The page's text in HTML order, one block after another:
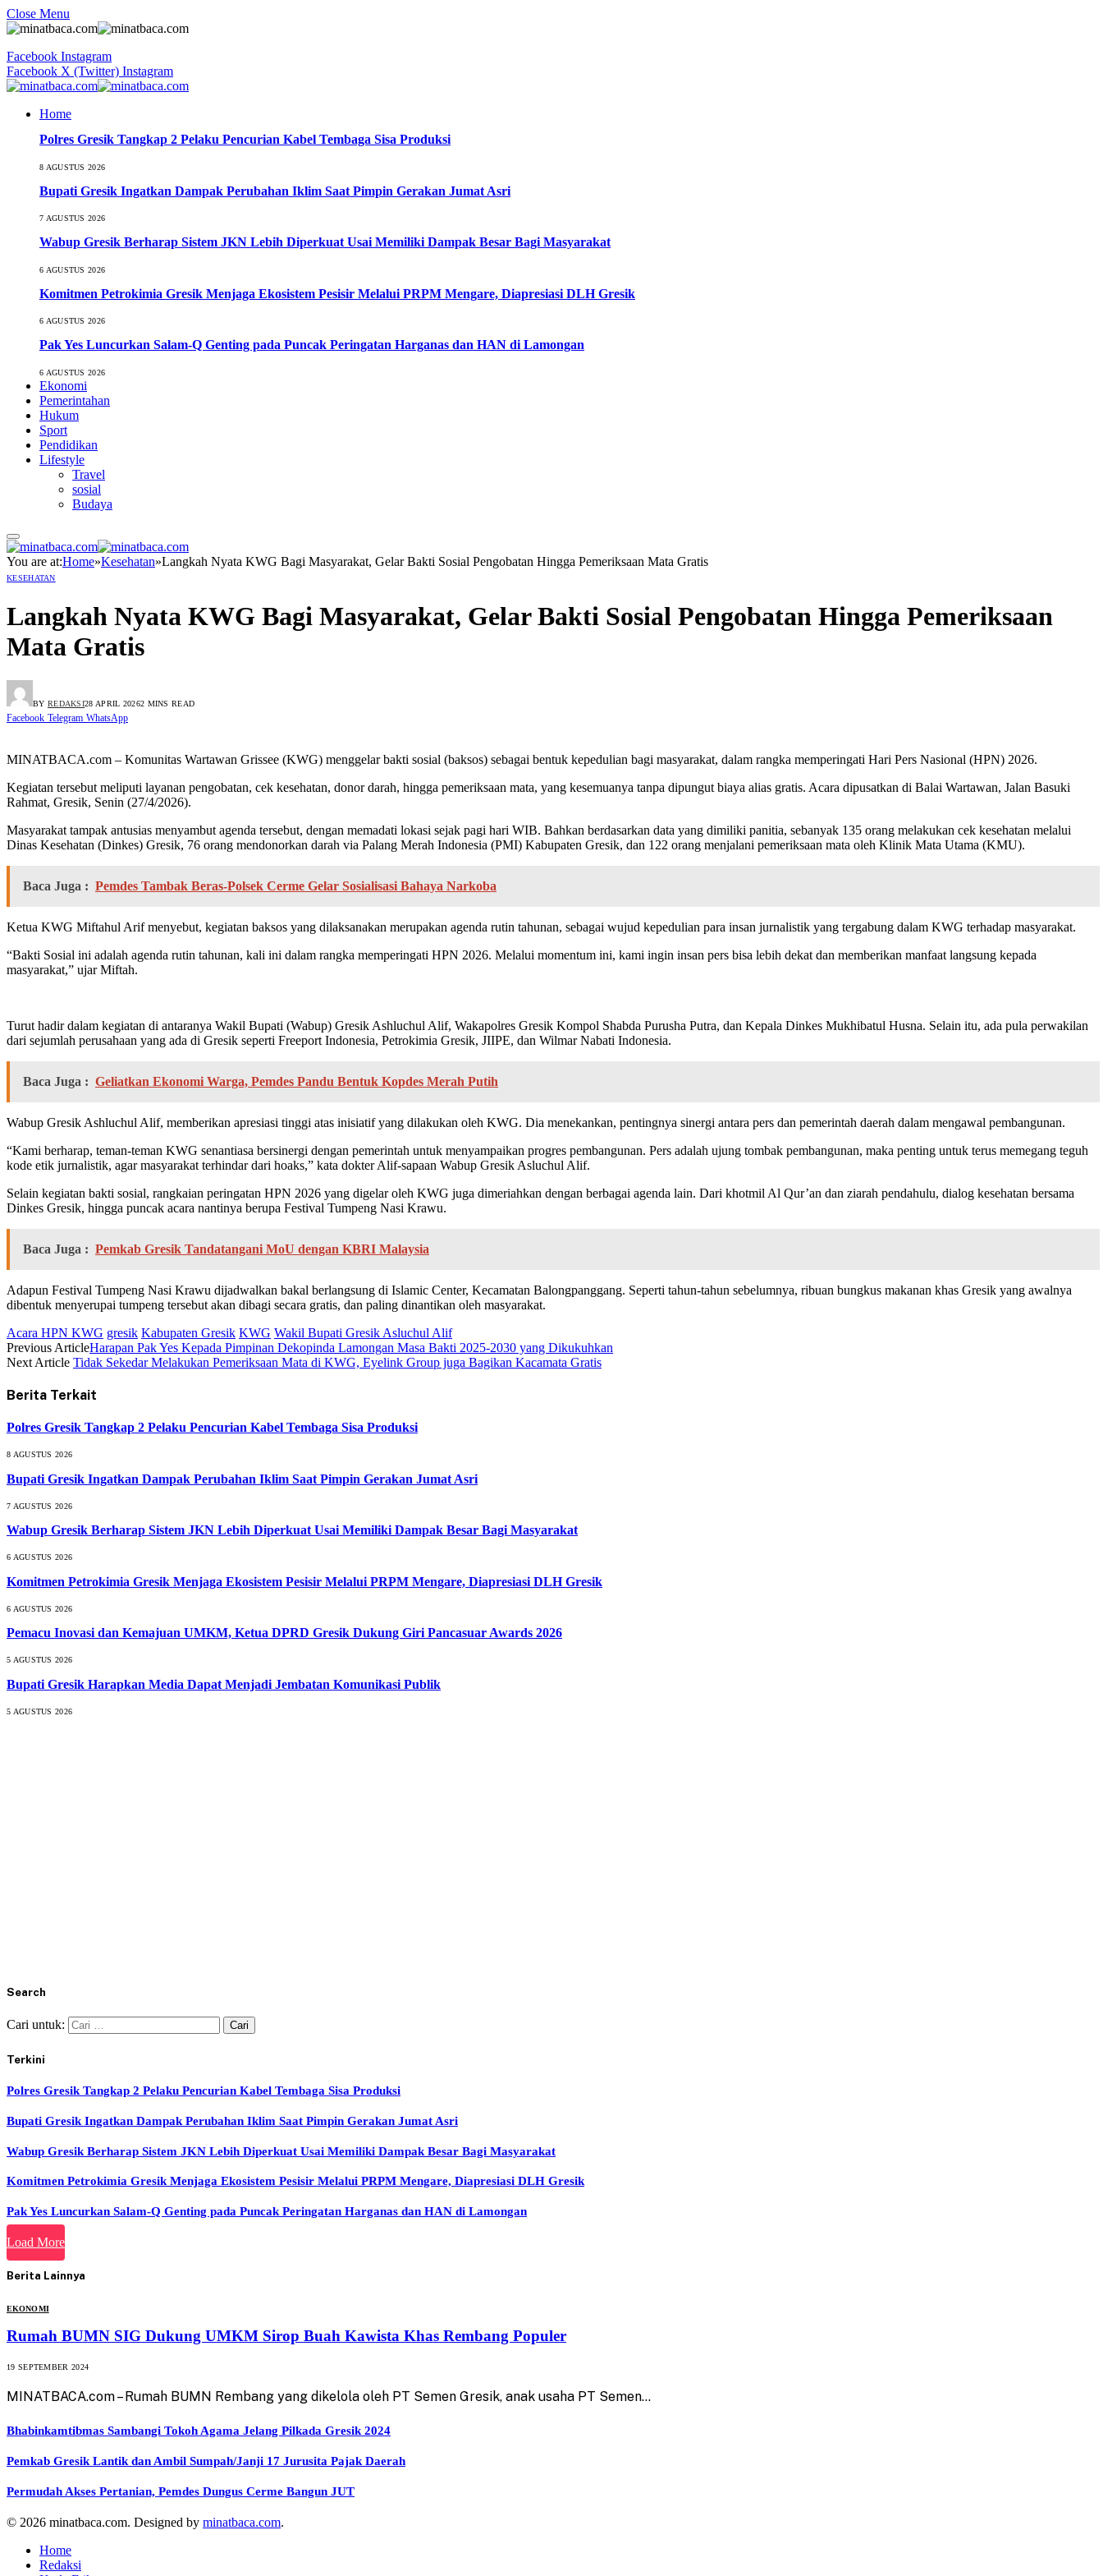
Close Menu
Facebook Instagram
Facebook X (Twitter) Instagram
Home
Polres Gresik Tangkap 2 Pelaku Pencurian Kabel Tembaga Sisa Produksi
8 AGUSTUS 2026
Bupati Gresik Ingatkan Dampak Perubahan Iklim Saat Pimpin Gerakan Jumat Asri
7 AGUSTUS 2026
Wabup Gresik Berharap Sistem JKN Lebih Diperkuat Usai Memiliki Dampak Besar Bagi Masyarakat
6 AGUSTUS 2026
Komitmen Petrokimia Gresik Menjaga Ekosistem Pesisir Melalui PRPM Mengare, Diapresiasi DLH Gresik
6 AGUSTUS 2026
Pak Yes Luncurkan Salam-Q Genting pada Puncak Peringatan Harganas dan HAN di Lamongan
6 AGUSTUS 2026
Ekonomi
Pemerintahan
Hukum
Sport
Pendidikan
Lifestyle
Travel
sosial
Budaya
You are at:Home»Kesehatan»Langkah Nyata KWG Bagi Masyarakat, Gelar Bakti Sosial Pengobatan Hingga Pemeriksaan Mata Gratis
KESEHATAN
Langkah Nyata KWG Bagi Masyarakat, Gelar Bakti Sosial Pengobatan Hingga Pemeriksaan
Mata Gratis
BY REDAKSI28 APRIL 20262 MINS READ
Facebook Telegram WhatsApp
MINATBACA.com – Komunitas Wartawan Grissee (KWG) menggelar bakti sosial (baksos) sebagai bentuk kepedulian bagi masyarakat, dalam rangka memperingati Hari Pers Nasional (HPN) 2026.
Kegiatan tersebut meliputi layanan pengobatan, cek kesehatan, donor darah, hingga pemeriksaan mata, yang kesemuanya tanpa dipungut biaya alias gratis. Acara dipusatkan di Balai Wartawan, Jalan Basuki
Rahmat, Gresik, Senin (27/4/2026).
Masyarakat tampak antusias menyambut agenda tersebut, dengan memadati lokasi sejak pagi hari WIB. Bahkan berdasarkan data yang dimiliki panitia, sebanyak 135 orang melakukan cek kesehatan melalui
Dinas Kesehatan (Dinkes) Gresik, 76 orang mendonorkan darah via Palang Merah Indonesia (PMI) Kabupaten Gresik, dan 122 orang menjalani pemeriksaan mata oleh Klinik Mata Utama (KMU).
Baca Juga : Pemdes Tambak Beras-Polsek Cerme Gelar Sosialisasi Bahaya Narkoba
Ketua KWG Miftahul Arif menyebut, kegiatan baksos yang dilaksanakan merupakan agenda rutin tahunan, sebagai wujud kepedulian para insan jurnalistik yang tergabung dalam KWG terhadap masyarakat.
“Bakti Sosial ini adalah agenda rutin tahunan, kali ini dalam rangka memperingati HPN 2026. Melalui momentum ini, kami ingin insan pers bisa lebih dekat dan memberikan manfaat langsung kepada
masyarakat,” ujar Miftah.
Turut hadir dalam kegiatan di antaranya Wakil Bupati (Wabup) Gresik Ashluchul Alif, Wakapolres Gresik Kompol Shabda Purusha Putra, dan Kepala Dinkes Mukhibatul Husna. Selain itu, ada pula perwakilan
dari sejumlah perusahaan yang ada di Gresik seperti Freeport Indonesia, Petrokimia Gresik, JIIPE, dan Wilmar Nabati Indonesia.
Baca Juga : Geliatkan Ekonomi Warga, Pemdes Pandu Bentuk Kopdes Merah Putih
Wabup Gresik Ashluchul Alif, memberikan apresiasi tinggi atas inisiatif yang dilakukan oleh KWG. Dia menekankan, pentingnya sinergi antara pers dan pemerintah daerah dalam mengawal pembangunan.
“Kami berharap, teman-teman KWG senantiasa bersinergi dengan pemerintah untuk menyampaikan progres pembangunan. Pers adalah ujung tombak pembangunan, maka penting untuk terus memegang teguh
kode etik jurnalistik, agar masyarakat terhindar dari hoaks,” kata dokter Alif-sapaan Wabup Gresik Asluchul Alif.
Selain kegiatan bakti sosial, rangkaian peringatan HPN 2026 yang digelar oleh KWG juga dimeriahkan dengan berbagai agenda lain. Dari khotmil Al Qur’an dan ziarah pendahulu, dialog kesehatan bersama
Dinkes Gresik, hingga puncak acara nantinya berupa Festival Tumpeng Nasi Krawu.
Baca Juga : Pemkab Gresik Tandatangani MoU dengan KBRI Malaysia
Adapun Festival Tumpeng Nasi Krawu dijadwalkan bakal berlangsung di Islamic Center, Kecamatan Balongpanggang. Seperti tahun-tahun sebelumnya, ribuan bungkus makanan khas Gresik yang awalnya
dibentuk menyerupai tumpeng tersebut akan dibagi secara gratis, dan paling dinantikan oleh masyarakat.
Acara HPN KWG gresik Kabupaten Gresik KWG Wakil Bupati Gresik Asluchul Alif
Previous ArticleHarapan Pak Yes Kepada Pimpinan Dekopinda Lamongan Masa Bakti 2025-2030 yang Dikukuhkan
Next Article Tidak Sekedar Melakukan Pemeriksaan Mata di KWG, Eyelink Group juga Bagikan Kacamata Gratis
Berita Terkait
Polres Gresik Tangkap 2 Pelaku Pencurian Kabel Tembaga Sisa Produksi
8 AGUSTUS 2026
Bupati Gresik Ingatkan Dampak Perubahan Iklim Saat Pimpin Gerakan Jumat Asri
7 AGUSTUS 2026
Wabup Gresik Berharap Sistem JKN Lebih Diperkuat Usai Memiliki Dampak Besar Bagi Masyarakat
6 AGUSTUS 2026
Komitmen Petrokimia Gresik Menjaga Ekosistem Pesisir Melalui PRPM Mengare, Diapresiasi DLH Gresik
6 AGUSTUS 2026
Pemacu Inovasi dan Kemajuan UMKM, Ketua DPRD Gresik Dukung Giri Pancasuar Awards 2026
5 AGUSTUS 2026
Bupati Gresik Harapkan Media Dapat Menjadi Jembatan Komunikasi Publik
5 AGUSTUS 2026
Search
Cari untuk:
Terkini
Polres Gresik Tangkap 2 Pelaku Pencurian Kabel Tembaga Sisa Produksi
Bupati Gresik Ingatkan Dampak Perubahan Iklim Saat Pimpin Gerakan Jumat Asri
Wabup Gresik Berharap Sistem JKN Lebih Diperkuat Usai Memiliki Dampak Besar Bagi Masyarakat
Komitmen Petrokimia Gresik Menjaga Ekosistem Pesisir Melalui PRPM Mengare, Diapresiasi DLH Gresik
Pak Yes Luncurkan Salam-Q Genting pada Puncak Peringatan Harganas dan HAN di Lamongan
Load More
Berita Lainnya
EKONOMI
Rumah BUMN SIG Dukung UMKM Sirop Buah Kawista Khas Rembang Populer
19 SEPTEMBER 2024
MINATBACA.com – Rumah BUMN Rembang yang dikelola oleh PT Semen Gresik, anak usaha PT Semen…
Bhabinkamtibmas Sambangi Tokoh Agama Jelang Pilkada Gresik 2024
Pemkab Gresik Lantik dan Ambil Sumpah/Janji 17 Jurusita Pajak Daerah
Permudah Akses Pertanian, Pemdes Dungus Cerme Bangun JUT
© 2026 minatbaca.com. Designed by minatbaca.com.
Home
Redaksi